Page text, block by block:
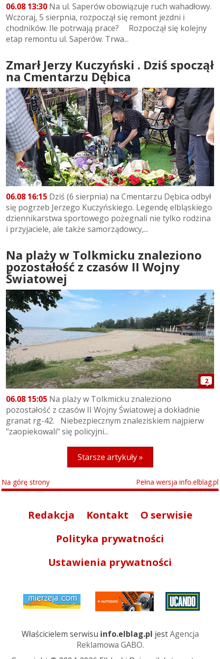
06.08 13:30 Na ul. Saperów obowiązuje ruch wahadłowy.
Wczoraj, 5 sierpnia, rozpoczął się remont jezdni i
chodników. Ile potrwają prace? Rozpoczął się kolejny
etap remontu ul. Saperów. Trwa...
Zmarł Jerzy Kuczyński . Dziś spoczął
na Cmentarzu Dębica
06.08 16:15 Dziś (6 sierpnia) na Cmentarzu Dębica odbył
się pogrzeb Jerzego Kuczyńskiego. Legendę elbląskiego
dziennikarstwa sportowego pożegnali nie tylko rodzina
i przyjaciele, ale także samorządowcy,...
Na plaży w Tolkmicku znaleziono
pozostałość z czasów II Wojny
Światowej
2
06.08 15:05 Na plaży w Tolkmicku znaleziono
pozostałość z czasów II Wojny Światowej a dokładnie
granat rg-42. Niebezpiecznym znaleziskiem najpierw
"zaopiekowali" się policyjni...
Starsze artykuły »
Na górę strony Pełna wersja info.elblag.pl
Redakcja Kontakt
O serwisie
Polityka prywatności
Ustawienia prywatności
Właścicielem serwisu info.elblag.pl jestAgencja
Reklamowa GABO.